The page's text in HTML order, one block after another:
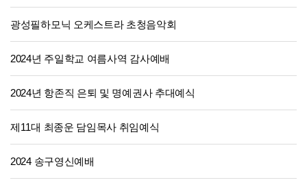
광성필하모닉 오케스트라 초청음악회
2024년 주일학교 여름사역 감사예배
2024년 항존직 은퇴 및 명예권사 추대예식
제11대 최종운 담임목사 취임예식
2024 송구영신예배